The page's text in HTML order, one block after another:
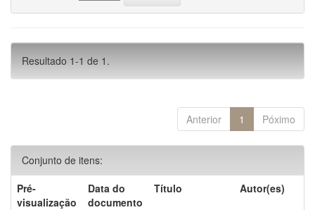
Resultado 1-1 de 1.
Anterior 1 Póximo
Conjunto de itens:
Pré-
visualização
Data do
documento
Título Autor(es)